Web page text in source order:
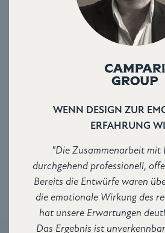
WENN DESIGN ZUR
ERFAHRUNG
"Die Zusammenarbeit mit
durchgehend professionell,
Bereits die Entwürfe waren
die emotionale Wirkung des
hat unsere Erwartungen
Das Ergebnis ist